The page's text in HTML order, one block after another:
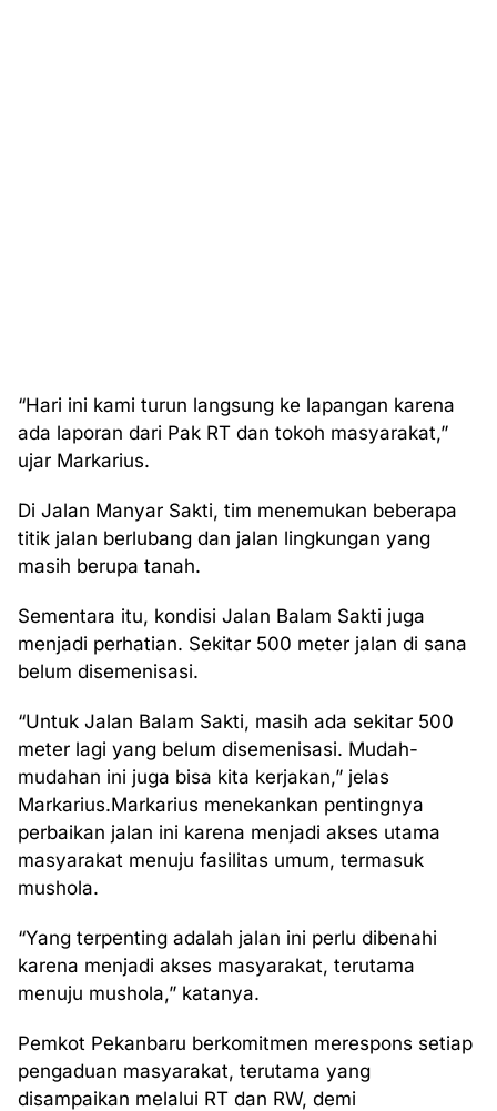
“Hari ini kami turun langsung ke lapangan karena
ada laporan dari Pak RT dan tokoh masyarakat,”
ujar Markarius.
Di Jalan Manyar Sakti, tim menemukan beberapa
titik jalan berlubang dan jalan lingkungan yang
masih berupa tanah.
Sementara itu, kondisi Jalan Balam Sakti juga
menjadi perhatian. Sekitar 500 meter jalan di sana
belum disemenisasi.
“Untuk Jalan Balam Sakti, masih ada sekitar 500
meter lagi yang belum disemenisasi. Mudah-
mudahan ini juga bisa kita kerjakan,” jelas
Markarius.Markarius menekankan pentingnya
perbaikan jalan ini karena menjadi akses utama
masyarakat menuju fasilitas umum, termasuk
mushola.
“Yang terpenting adalah jalan ini perlu dibenahi
karena menjadi akses masyarakat, terutama
menuju mushola,” katanya.
Pemkot Pekanbaru berkomitmen merespons setiap
pengaduan masyarakat, terutama yang
disampaikan melalui RT dan RW, demi